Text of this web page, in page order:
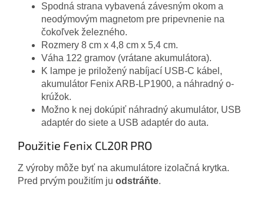
Spodná strana vybavená závesným okom a
neodýmovým magnetom pre pripevnenie na
čokoľvek železného.
Rozmery 8 cm x 4,8 cm x 5,4 cm.
Váha 122 gramov (vrátane akumulátora).
K lampe je priložený nabíjací USB-C kábel,
akumulátor Fenix ARB-LP1900, a náhradný o-
krúžok.
Možno k nej dokúpiť náhradný akumulátor, USB
adaptér do siete a USB adaptér do auta.
Použitie Fenix CL20R PRO
Z výroby môže byť na akumulátore izolačná krytka.
Pred prvým použitím ju odstráňte.